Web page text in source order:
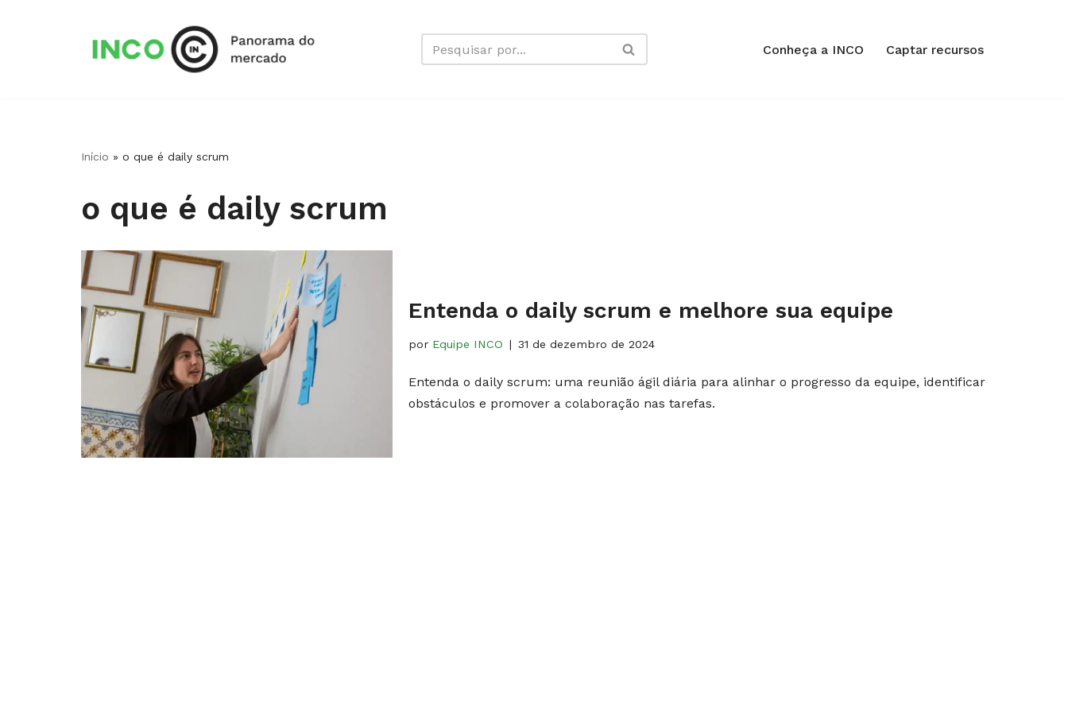
Conheça a INCO Captar recursos
Início » o que é daily scrum
o que é daily scrum
Entenda o daily scrum e melhore sua equipe
por Equipe INCO 31 de dezembro de 2024
Entenda o daily scrum: uma reunião ágil diária para alinhar o progresso da equipe, identificar
obstáculos e promover a colaboração nas tarefas.